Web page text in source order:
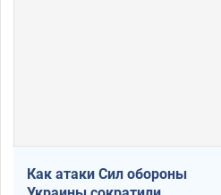
Как атаки Сил обороны